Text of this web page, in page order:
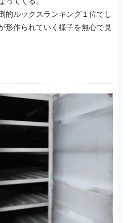
的ルックスランキング１位でし
形作られていく様子を無心で見